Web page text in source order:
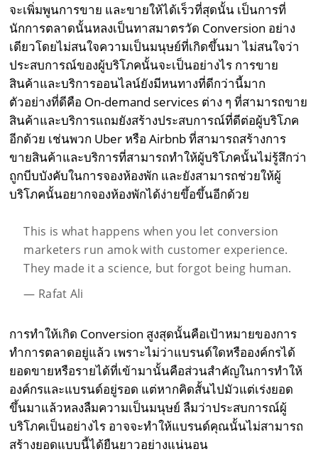
จะเพิ่มพูนการขาย และขายให้ได้เร็วที่สุดนั้น เป็นการที่
นักการตลาดนั้นหลงเป็นทาสมาตรวัด Conversion อย่าง
เดียวโดยไม่สนใจความเป็นมนุษย์ที่เกิดขึ้นมา ไม่สนใจว่า
ประสบการณ์ของผู้บริโภคนั้นจะเป็นอย่างไร การขาย
สินค้าและบริการออนไลน์ยังมีหนทางที่ดีกว่านี้มาก
ตัวอย่างที่ดีคือ On-demand services ต่าง ๆ ที่สามารถขาย
สินค้าและบริการแถมยังสร้างประสบการณ์ที่ดีต่อผู้บริโภค
อีกด้วย เช่นพวก Uber หรือ Airbnb ที่สามารถสร้างการ
ขายสินค้าและบริการที่สามารถทำให้ผู้บริโภคนั้นไม่รู้สึกว่า
ถูกบีบบังคับในการจองห้องพัก และยังสามารถช่วยให้ผู้
บริโภคนั้นอยากจองห้องพักได้ง่ายขึ้อขึ้นอีกด้วย
This is what happens when you let conversion
marketers run amok with customer experience.
They made it a science, but forgot being human.
— Rafat Ali
การทำให้เกิด Conversion สูงสุดนั้นคือเป้าหมายของการ
ทำการตลาดอยู่แล้ว เพราะไม่ว่าแบรนด์ใดหรือองค์กรได้
ยอดขายหรือรายได้ที่เข้ามานั้นคือส่วนสำคัญในการทำให้
องค์กรและแบรนด์อยู่รอด แต่หากคิดสั้นไปมัวแต่เร่งยอด
ขึ้นมาแล้วหลงลืมความเป็นมนุษย์ ลืมว่าประสบการณ์ผู้
บริโภคเป็นอย่างไร อาจจะทำให้แบรนด์คุณนั้นไม่สามารถ
สร้างยอดแบบนี้ได้ยืนยาวอย่างแน่นอน